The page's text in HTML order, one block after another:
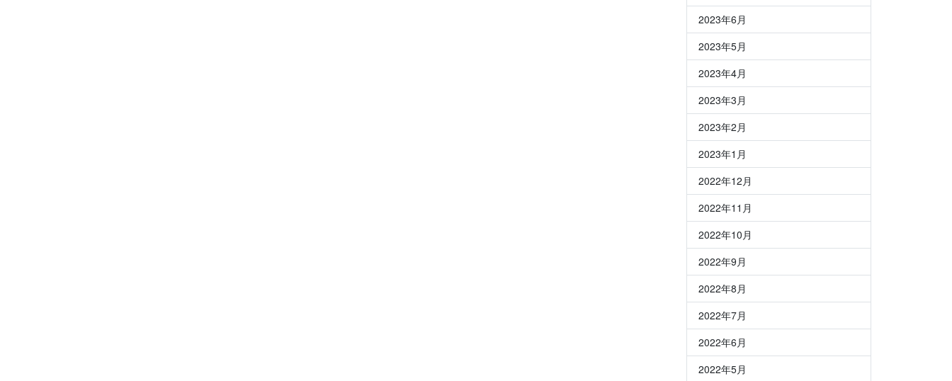
2023年6月
2023年5月
2023年4月
2023年3月
2023年2月
2023年1月
2022年12月
2022年11月
2022年10月
2022年9月
2022年8月
2022年7月
2022年6月
2022年5月